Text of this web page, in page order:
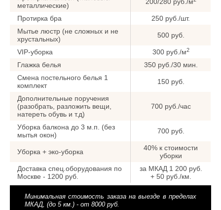
металлические)
Протирка бра
250 руб./шт.
Мытье люстр (не сложных и не
хрустальных)
500 руб.
VIP-уборка 300 руб./м2
Глажка белья
350 руб./30 мин.
Смена постельного белья 1
комплект
150 руб.
Дополнительные поручения
(разобрать, разложить вещи,
натереть обувь и т.д)
700 руб./час
Уборка балкона до 3 м.п. (без
мытья окон)
700 руб.
Уборка + эко-уборка
40% к стоимости
уборки
Доставка спец.оборудования по
Москве - 1200 руб.
за МКАД 1 200 руб.
+ 50 руб./км.
Минимальная стоимость заказа на выезде в пределах
МКАД, (до 5 км.) - от 8000 руб.